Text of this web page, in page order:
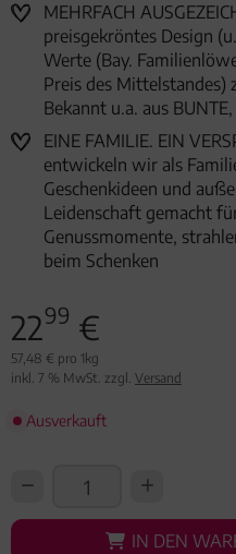
MEHRFACH
preisgekröntes Design
Werte (Bay.
Preis des Mittelstandes)
Bekannt u.a. aus
EINE FAMILIE. EIN
entwickeln wir als
Geschenkideen und
Leidenschaft gemacht
Genussmomente,
beim Schenken
2299 €
57,48 € pro 1kg
inkl. 7 % MwSt. zzgl. Versand
Ausverkauft
IN DEN
IN DEN